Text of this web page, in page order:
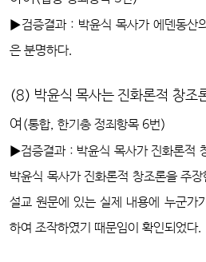
▶검증결과 : 박윤식 목사가 에덴동산
은 분명하다.
(8) 박윤식 목사는 진화론적 창조
여 (통합, 한기총 정죄항목 6번)
▶검증결과 : 박윤식 목사가 진화론적
박윤식 목사가 진화론적 창조론을 주
설교 원문에 있는 실제 내용에 누군가
하여 조작하였기 때문임이 확인되었다.